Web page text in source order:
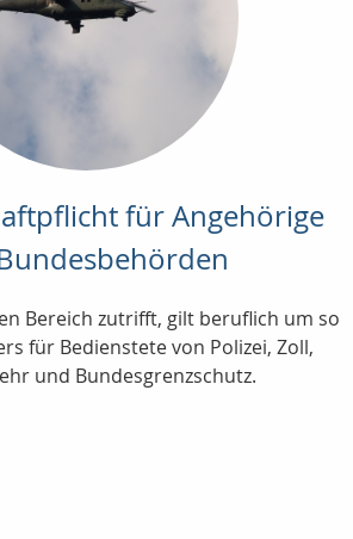
für Angehörige
Bereich zutrifft, gilt beruflich um so
für Bedienstete von Polizei, Zoll,
und Bundesgrenzschutz.